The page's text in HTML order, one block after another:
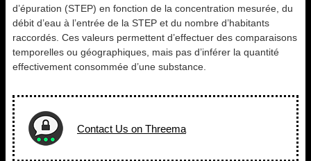
d’épuration (STEP) en fonction de la concentration mesurée, du
débit d’eau à l’entrée de la STEP et du nombre d’habitants
raccordés. Ces valeurs permettent d’effectuer des comparaisons
temporelles ou géographiques, mais pas d’inférer la quantité
effectivement consommée d’une substance.
Contact Us on Threema